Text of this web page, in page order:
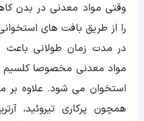
وقتی مواد معدنی در بدن
را از طریق بافت های
در مدت زمان طولانی باعث
مواد معدنی مخصوصا کلسیم
استخوان می شود. علاوه بر
همچون پرکاری تیروئید،